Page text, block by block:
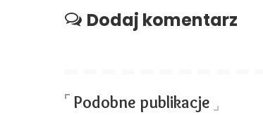
Dodaj komentarz
Podobne publikacje